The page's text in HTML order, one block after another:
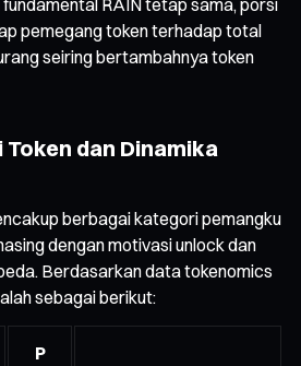
pemegang token terhadap total
seiring bertambahnya token
dan Dinamika
berbagai kategori pemangku
dengan motivasi unlock dan
Berdasarkan data tokenomics
sebagai berikut:
P